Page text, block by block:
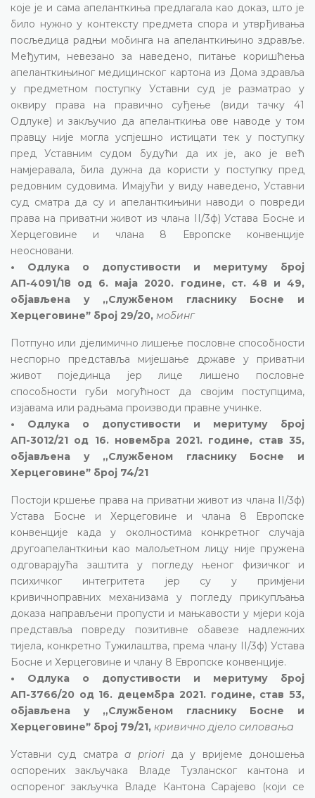
које је и сама апеланткиња предлагала као доказ, што је
било нужно у контексту предмета спора и утврђивања
посљедица радњи мобинга на апеланткињино здравље.
Међутим, невезано за наведено, питање коришћења
апеланткињиног медицинског картона из Дома здравља
у предметном поступку Уставни суд је разматрао у
оквиру права на правично суђење (види тачку 41
Одлуке) и закључио да апеланткиња ове наводе у том
правцу није могла успјешно истицати тек у поступку
пред Уставним судом будући да их је, ако је већ
намјеравала, била дужна да користи у поступку пред
редовним судовима. Имајући у виду наведено, Уставни
суд сматра да су и апеланткињини наводи о повреди
права на приватни живот из члана II/3ф) Устава Босне и
Херцеговине и члана 8 Европске конвенције
неосновани.
• Одлука о допустивости и меритуму број
АП-4091/18 од 6. маја 2020. године, ст. 48 и 49,
објављена у „Службеном гласнику Босне и
Херцеговинеˮ број 29/20, мобинг
Потпуно или дјелимично лишење пословне способности
неспорно представља мијешање државе у приватни
живот појединца јер лице лишено пословне
способности губи могућност да својим поступцима,
изјавама или радњама производи правне учинке.
• Одлука о допустивости и меритуму број
АП-3012/21 од 16. новембра 2021. године, став 35,
објављена у „Службеном гласнику Босне и
Херцеговинеˮ број 74/21
Постоји кршење права на приватни живот из члана II/3ф)
Устава Босне и Херцеговине и члана 8 Европске
конвенције када у околностима конкретног случаја
другоапеланткињи као малољетном лицу није пружена
одговарајућа заштита у погледу њеног физичког и
психичког интегритета јер су у примјени
кривичноправних механизама у погледу прикупљања
доказа направљени пропусти и мањкавости у мјери која
представља повреду позитивне обавезе надлежних
тијела, конкретно Тужилаштва, према члану II/3ф) Устава
Босне и Херцеговине и члану 8 Европске конвенције.
• Одлука о допустивости и меритуму број
АП-3766/20 од 16. децембра 2021. године, став 53,
објављена у „Службеном гласнику Босне и
Херцеговинеˮ број 79/21, кривично дјело силовања
Уставни суд сматраa priori да у вријеме доношења
оспорених закључака Владе Тузланског кантона и
оспореног закључка Владе Кантона Сарајево (који се